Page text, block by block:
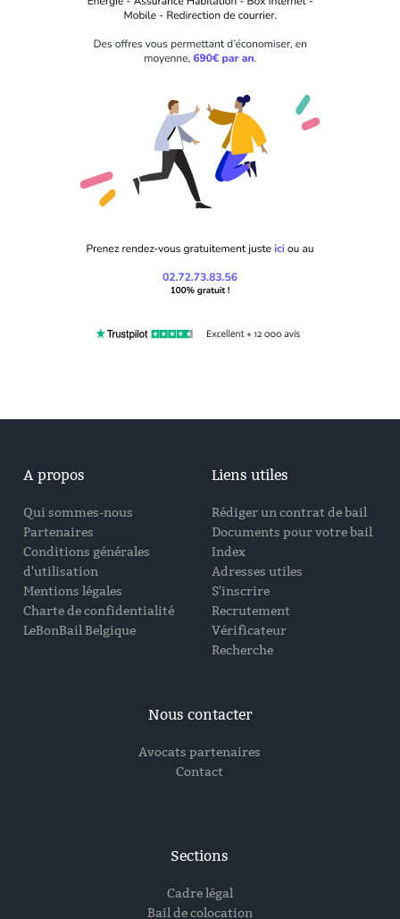
A propos
Qui sommes-nous
Partenaires
Conditions générales
d'utilisation
Mentions légales
Charte de confidentialité
LeBonBail Belgique
Liens utiles
Rédiger un contrat de bail
Documents pour votre bail
Index
Adresses utiles
S'inscrire
Recrutement
Vérificateur
Recherche
Nous contacter
Avocats partenaires
Contact
Sections
Cadre légal
Bail de colocation